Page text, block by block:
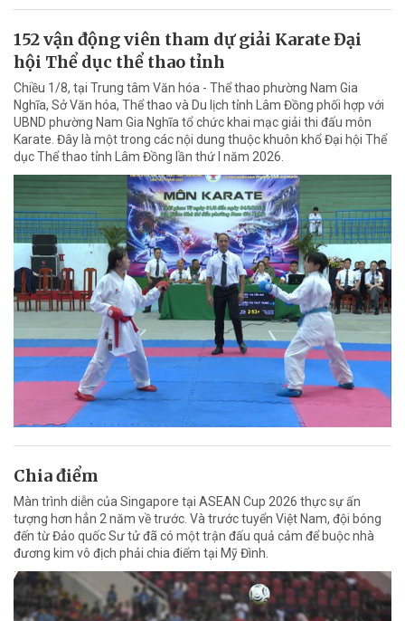
152 vận động viên tham dự giải Karate Đại
hội Thể dục thể thao tỉnh
Chiều 1/8, tại Trung tâm Văn hóa - Thể thao phường Nam Gia
Nghĩa, Sở Văn hóa, Thể thao và Du lịch tỉnh Lâm Đồng phối hợp với
UBND phường Nam Gia Nghĩa tổ chức khai mạc giải thi đấu môn
Karate. Đây là một trong các nội dung thuộc khuôn khổ Đại hội Thể
dục Thể thao tỉnh Lâm Đồng lần thứ I năm 2026.
Chia điểm
Màn trình diễn của Singapore tại ASEAN Cup 2026 thực sự ấn
tượng hơn hẳn 2 năm về trước. Và trước tuyển Việt Nam, đội bóng
đến từ Đảo quốc Sư tử đã có một trận đấu quả cảm để buộc nhà
đương kim vô địch phải chia điểm tại Mỹ Đình.